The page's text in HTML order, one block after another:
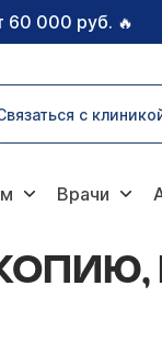
60 000 руб. 🔥
с
Врачи